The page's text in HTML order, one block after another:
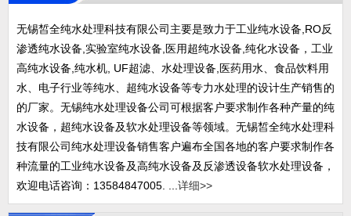
无锡皙全纯水处理科技有限公司主要是致力于工业纯水设备,RO反
渗透纯水设备,实验室纯水设备,医用超纯水设备,纯化水设备，工业
高纯水设备,纯水机, UF超滤、水处理设备,医药用水、食品饮料用
水、电子行业等纯水、超纯水设备等专力水处理的设计生产销售的
的厂家。无锡纯水处理设备公司可根据客户要求制作各种产量的纯
水设备，超纯水设备及软水处理设备等领域。无锡皙全纯水处理科
技有限公司纯水处理设备销售客户遍布全国各地的客户要求制作各
种流量的工业纯水设备及高纯水设备及反渗透设备软水处理设备，
欢迎电话咨询：13584847005. ... 详细>>